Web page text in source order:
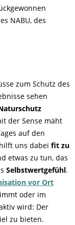
NABU, des
zum Schutz des
sehen
der Sense mäht
auf den
uns dabei fit zu
etwas zu tun, das
Selbstwertgefühl.
vor Ort
oder im
wird: Der
zu bieten.